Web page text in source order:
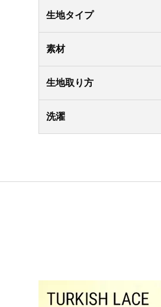
生地タイプ
素材
生地取り方
洗濯